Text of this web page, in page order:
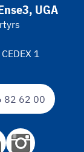
82 62 00
UGA
1